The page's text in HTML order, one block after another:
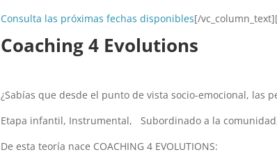
Consulta las próximas fechas disponibles[/
Coaching 4 Evolutions
¿Sabías que desde el punto de vista socio-emocional, las
Etapa infantil, Instrumental, Subordinado a la
De esta teoría nace COACHING 4 EVOLUTIONS: